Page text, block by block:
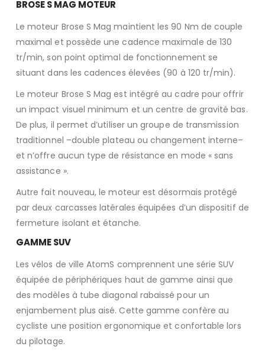
BROSE S MAG MOTEUR
Le moteur Brose S Mag maintient les 90 Nm de couple
maximal et possède une cadence maximale de 130
tr/min, son point optimal de fonctionnement se
situant dans les cadences élevées (90 à 120 tr/min).
Le moteur Brose S Mag est intégré au cadre pour offrir
un impact visuel minimum et un centre de gravité bas.
De plus, il permet d’utiliser un groupe de transmission
traditionnel –double plateau ou changement interne–
et n’offre aucun type de résistance en mode « sans
assistance ».
Autre fait nouveau, le moteur est désormais protégé
par deux carcasses latérales équipées d’un dispositif de
fermeture isolant et étanche.
GAMME SUV
Les vélos de ville AtomS comprennent une série SUV
équipée de périphériques haut de gamme ainsi que
des modèles à tube diagonal rabaissé pour un
enjambement plus aisé. Cette gamme confère au
cycliste une position ergonomique et confortable lors
du pilotage.